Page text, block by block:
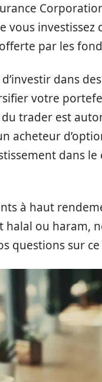
investissez
par les
dans
votre
trader est
acheteur
dans le
à haut
ou haram,
questions sur ce